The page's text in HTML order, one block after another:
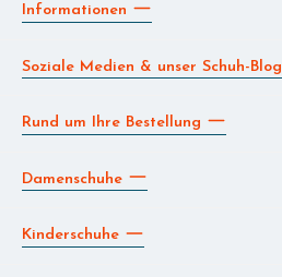
Informationen
Soziale Medien & unser Schuh-Blog
Rund um Ihre Bestellung
Damenschuhe
Kinderschuhe